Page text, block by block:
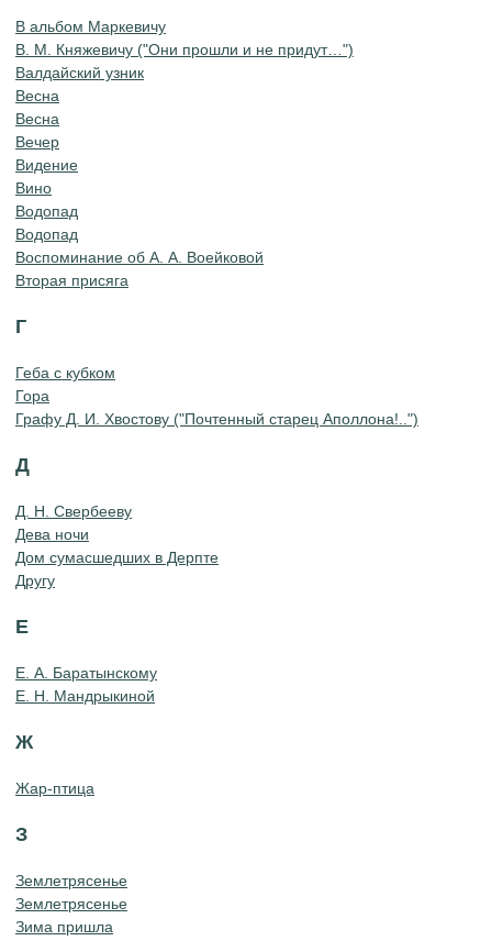
В альбом Маркевичу
В. М. Княжевичу ("Они прошли и не придут…")
Валдайский узник
Весна
Весна
Вечер
Видение
Вино
Водопад
Водопад
Воспоминание об А. А. Воейковой
Вторая присяга
Г
Геба с кубком
Гора
Графу Д. И. Хвостову ("Почтенный старец Аполлона!..")
Д
Д. Н. Свербееву
Дева ночи
Дом сумасшедших в Дерпте
Другу
Е
Е. А. Баратынскому
Е. Н. Мандрыкиной
Ж
Жар-птица
З
Землетрясенье
Землетрясенье
Зима пришла